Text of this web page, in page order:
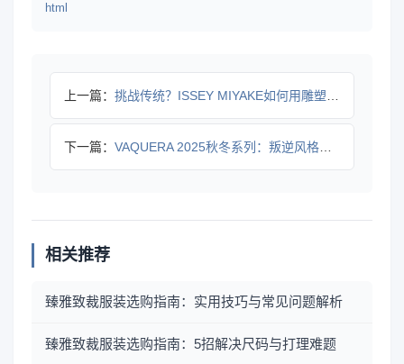
html
上一篇： 挑战传统？ISSEY MIYAKE如何用雕塑感服装重新定义时
下一篇： VAQUERA 2025秋冬系列：叛逆风格如何融合复古与未来
相关推荐
臻雅致裁服装选购指南：实用技巧与常见问题解析
臻雅致裁服装选购指南：5招解决尺码与打理难题